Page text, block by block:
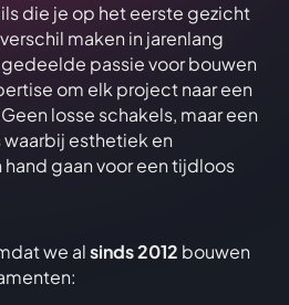
die je op het eerste gezicht
maken in jarenlang
passie voor bouwen
om elk project naar een
losse schakels, maar een
esthetiek en
gaan voor een tijdloos
we alsinds 2012 bouwen